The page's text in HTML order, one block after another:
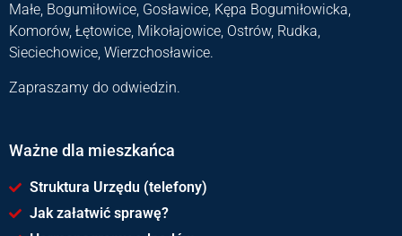
Małe, Bogumiłowice, Gosławice, Kępa Bogumiłowicka,
Komorów, Łętowice, Mikołajowice, Ostrów, Rudka,
Sieciechowice, Wierzchosławice.
Zapraszamy do odwiedzin.
Ważne dla mieszkańca
Struktura Urzędu (telefony)
Jak załatwić sprawę?